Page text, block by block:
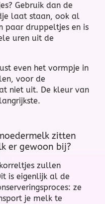
Gebruik dan de
laat staan, ook al
paar druppeltjes en is
uren uit de
even het vormpje in
voor de
niet uit. De kleur van
zitten
er gewoon bij?​
zullen
is eigenlijk al de
ze
je melk te